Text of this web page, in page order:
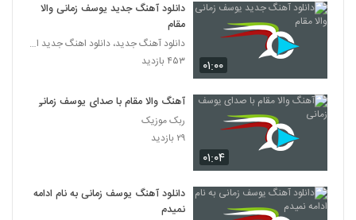
۰۱:۰۰
دانلود آهنگ جدید یوسف زمانی والا
مقام
دانلود آهنگ جدید، دانلود اهنگ جدید ایرانی
۴۵۳ بازدید
۰۱:۰۴
آهنگ والا مقام با صدای یوسف زمانی
ربک موزیک
۲۹ بازدید
دانلود آهنگ یوسف زمانی به نام ادامه
نمیدم